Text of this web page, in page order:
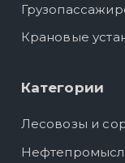
Крановые
Категории
Лесовозы и